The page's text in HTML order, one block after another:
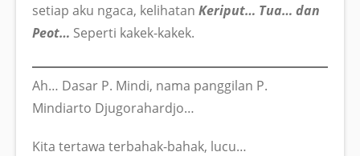
setiap aku ngaca, kelihatan Keriput… Tua… dan
Peot… Seperti kakek-kakek.
Ah… Dasar P. Mindi, nama panggilan P.
Mindiarto Djugorahardjo…
Kita tertawa terbahak-bahak, lucu…